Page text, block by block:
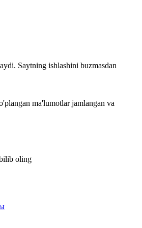
Saytning ishlashini buzmasdan
ma'lumotlar jamlangan va
oling